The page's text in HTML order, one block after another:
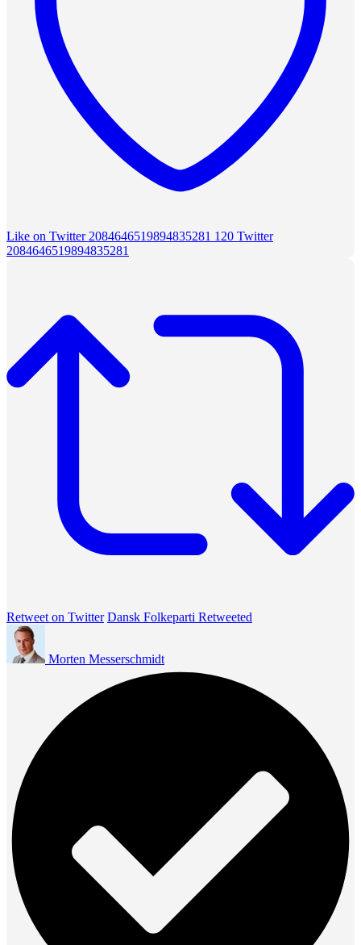
Like on Twitter 2084646519894835281 120 Twitter
2084646519894835281
Retweet on Twitter Dansk Folkeparti Retweeted
Morten Messerschmidt